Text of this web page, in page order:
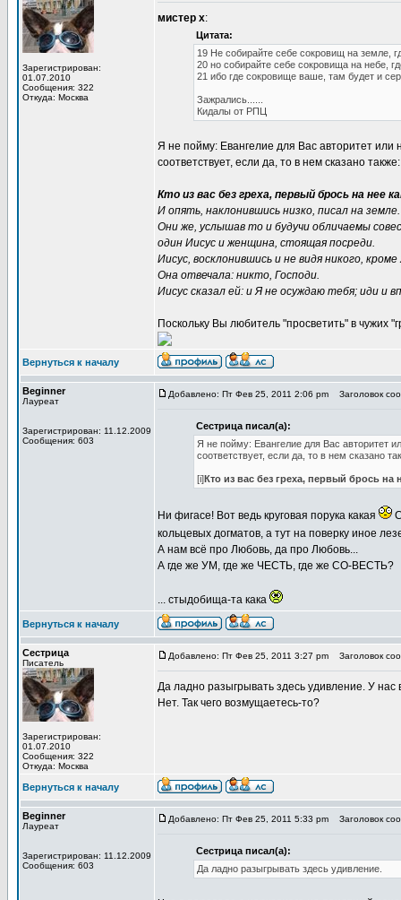
Зарегистрирован:
01.07.2010
Сообщения: 322
Откуда: Москва
мистер х:
Цитата:
19 Не собирайте себе сокровищ на земле,
20 но собирайте себе сокровища на небе,
21 ибо где сокровище ваше, там будет и
Зажрались......
Кидалы от РПЦ
Я не пойму: Евангелие для Вас авторитет или
соответствует, если да, то в нем сказано также:
Кто из вас без греха, первый брось на нее
И опять, наклонившись низко, писал на земле.
Они же, услышав то и будучи обличаемы
один Иисус и женщина, стоящая посреди.
Иисус, восклонившись и не видя никого,
Она отвечала: никто, Господи.
Иисус сказал ей: и Я не осуждаю тебя; иди и
Поскольку Вы любитель "просветить" в чужих
Вернуться к началу
Beginner
Лауреат
Зарегистрирован: 11.12.2009
Сообщения: 603
Добавлено: Пт Фев 25, 2011 2:06 pm Заголовок
Сестрица писал(а):
Я не пойму: Евангелие для Вас авторитет
соответствует, если да, то в нем сказано
[i]Кто из вас без греха, первый брось на
Ни фигасе! Вот ведь круговая порука какая
кольцевых догматов, а тут на поверку иное
А нам всё про Любовь, да про Любовь...
А где же УМ, где же ЧЕСТЬ, где же СО-ВЕСТЬ?
... стыдобища-та кака
Вернуться к началу
Сестрица
Писатель
Зарегистрирован:
01.07.2010
Сообщения: 322
Откуда: Москва
Добавлено: Пт Фев 25, 2011 3:27 pm Заголовок
Да ладно разыгрывать здесь удивление. У нас
Нет. Так чего возмущаетесь-то?
Вернуться к началу
Beginner
Лауреат
Зарегистрирован: 11.12.2009
Сообщения: 603
Добавлено: Пт Фев 25, 2011 5:33 pm Заголовок
Сестрица писал(а):
Да ладно разыгрывать здесь удивление.